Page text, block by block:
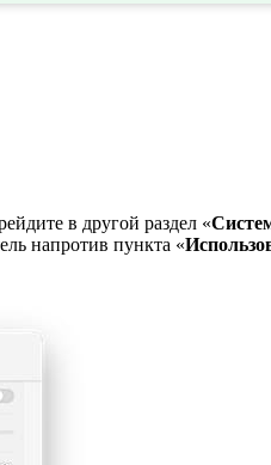
в другой раздел «
напротив пункта «